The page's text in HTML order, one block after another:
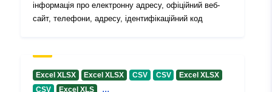
інформація про електронну адресу, офіційний веб-
сайт, телефони, адресу, ідентифікаційний код
Excel XLSX Excel XLSX CSV CSV
Excel XLSX
CSV
Excel XLS ...